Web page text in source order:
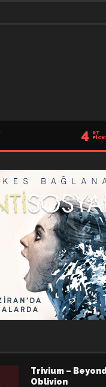
4
RT
Trivium –
Oblivion